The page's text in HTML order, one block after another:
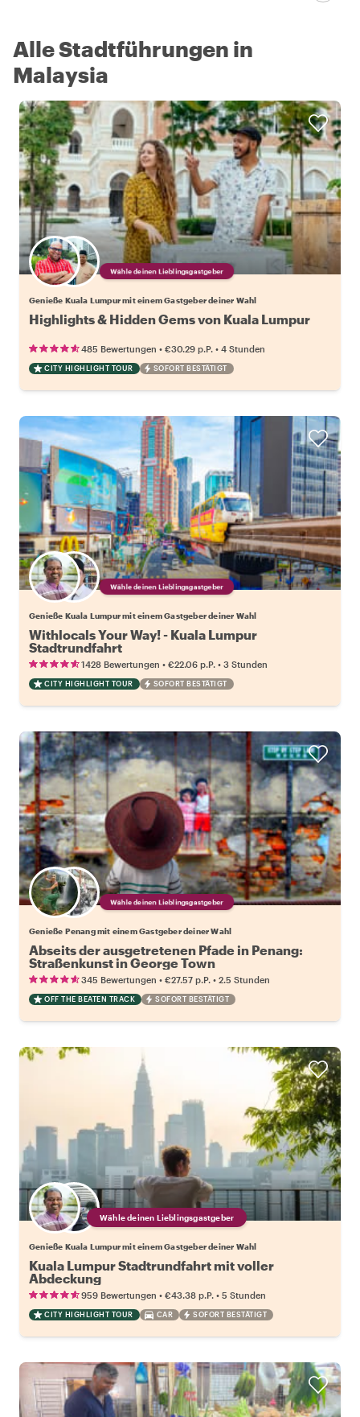
Alle Stadtführungen in
Malaysia
Wähle deinen Lieblingsgastgeber
Genieße Kuala Lumpur mit einem Gastgeber deiner Wahl
Highlights & Hidden Gems von Kuala Lumpur
485 Bewertungen • €30.29 p.P. • 4 Stunden
CITY HIGHLIGHT TOUR SOFORT BESTÄTIGT
Wähle deinen Lieblingsgastgeber
Genieße Kuala Lumpur mit einem Gastgeber deiner Wahl
Withlocals Your Way! - Kuala Lumpur
Stadtrundfahrt
1428 Bewertungen • €22.06 p.P. • 3 Stunden
CITY HIGHLIGHT TOUR SOFORT BESTÄTIGT
Wähle deinen Lieblingsgastgeber
Genieße Penang mit einem Gastgeber deiner Wahl
Abseits der ausgetretenen Pfade in Penang:
Straßenkunst in George Town
345 Bewertungen • €27.57 p.P. • 2.5 Stunden
OFF THE BEATEN TRACK SOFORT BESTÄTIGT
Wähle deinen Lieblingsgastgeber
Genieße Kuala Lumpur mit einem Gastgeber deiner Wahl
Kuala Lumpur Stadtrundfahrt mit voller
Abdeckung
959 Bewertungen • €43.38 p.P. • 5 Stunden
CITY HIGHLIGHT TOUR CAR SOFORT BESTÄTIGT